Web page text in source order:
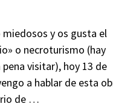
miedosos y os gusta el
o necroturismo (hay
visitar), hoy 13 de
a hablar de esta
de …